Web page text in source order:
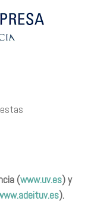
(www.uv.es) y
).